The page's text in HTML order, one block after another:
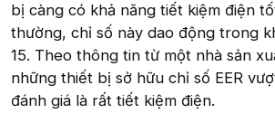
bị càng có khả năng tiết kiệm điện
thường, chỉ số này dao động trong
15. Theo thông tin từ một nhà sản
những thiết bị sở hữu chỉ số EER
đánh giá là rất tiết kiệm điện.